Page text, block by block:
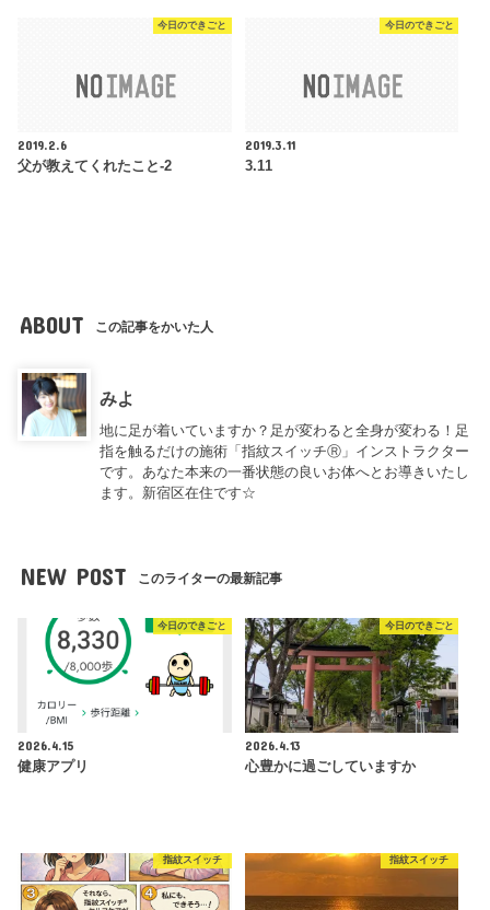
今日のできごと
2019.2.6
父が教えてくれたこと-2
今日のできごと
2019.3.11
3.11
ABOUT この記事をかいた人
みよ
地に足が着いていますか？足が変わると全身が変わる！足
指を触るだけの施術「指紋スイッチⓇ」インストラクター
です。あなた本来の一番状態の良いお体へとお導きいたし
ます。新宿区在住です☆
NEW POST このライターの最新記事
今日のできごと
2026.4.15
健康アプリ
今日のできごと
2026.4.13
心豊かに過ごしていますか
指紋スイッチ 指紋スイッチ